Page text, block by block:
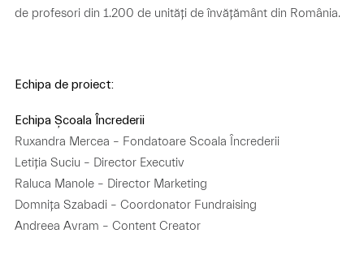
de profesori din 1.200 de unități de învățământ din România.
Echipa de proiect:
Echipa Școala Încrederii
Ruxandra Mercea – Fondatoare Scoala Încrederii
Letiția Suciu – Director Executiv
Raluca Manole – Director Marketing
Domnița Szabadi – Coordonator Fundraising
Andreea Avram – Content Creator